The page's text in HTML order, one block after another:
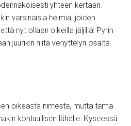
yhteen kertaan.
varsinaisia helmiä, joiden
nyt ollaan oikeilla jäljillä! Pyrin
juurikin niitä venyttelyn osalta.
oikeasta nimestä, mutta tämä
kohtuullisen lähelle. Kyseessä